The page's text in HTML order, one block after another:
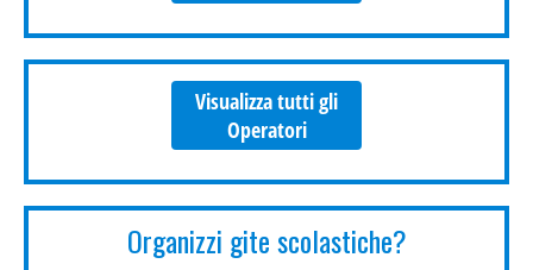
Visualizza tutti gli
Operatori
Organizzi gite scolastiche?